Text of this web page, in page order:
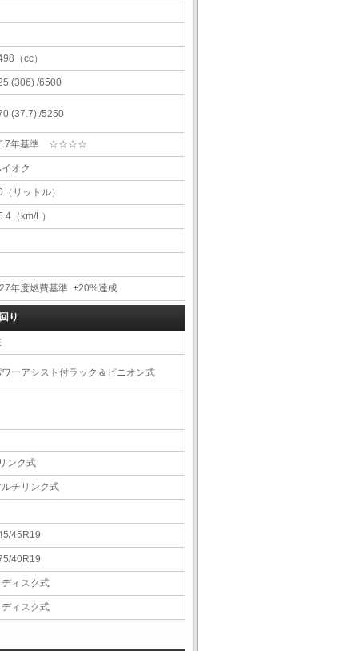
（cc）
(306) /6500
(37.7) /5250
年基準 ☆☆☆☆
オク
（リットル）
（km/L）
年度燃費基準 +20%達成
り
ーアシスト付ラック＆ピニオン式
ンク式
チリンク式
45R19
40R19
ィスク式
ィスク式